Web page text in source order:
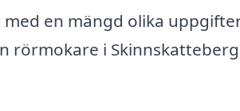
med en mängd olika
rörmokare i